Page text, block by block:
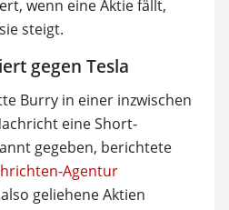
wenn eine Aktie fällt,
steigt.
gegen Tesla
Burry in einer inzwischen
eine Short-
gegeben, berichtete
Agentur
geliehene Aktien